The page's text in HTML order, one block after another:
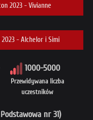
2023 - Vivianne
- Alchelor i Simi
Przewidywana liczba
uczestników
1000-5000
nr 31)